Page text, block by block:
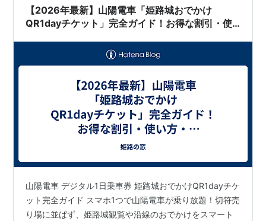
を木造の和船に乗ってゆったりと巡る「姫…
【2026年最新】山陽電車「姫路城おでかけ
QR1dayチケット」完全ガイド！お得な割引・使
山陽電車 デジタル1日乗車券 姫路城おでかけQR1dayチケ
ット完全ガイド スマホ1つで山陽電車が乗り放題！切符売
り場に並ばず、姫路城観覧や沿線のおでかけをスマート